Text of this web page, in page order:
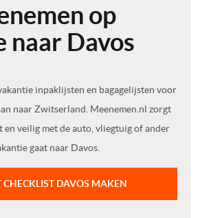
op
naar Davos
inpaklijsten en bagagelijsten voor
naar Zwitserland. Meenemen.nl zorgt
en veilig met de auto, vliegtuig of ander
gaat naar Davos.
CHECKLIST DAVOS MAKEN